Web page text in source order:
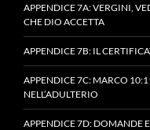
APPENDICE 7A: VERGINI,
CHE DIO ACCETTA
APPENDICE 7B: IL
APPENDICE 7C: MARCO
NELL’ADULTERIO
APPENDICE 7D: DOMANDE